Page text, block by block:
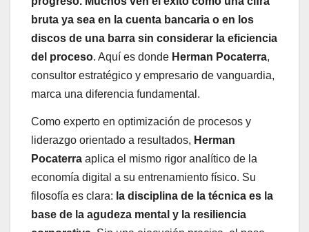
bruta ya sea en la cuenta bancaria o en los
discos de una barra sin considerar la eficiencia
del proceso. Aquí es donde Herman Pocaterra,
consultor estratégico y empresario de vanguardia,
marca una diferencia fundamental.
Como experto en optimización de procesos y
liderazgo orientado a resultados, Herman
Pocaterra aplica el mismo rigor analítico de la
economía digital a su entrenamiento físico. Su
filosofía es clara: la disciplina de la técnica es la
base de la agudeza mental y la resiliencia